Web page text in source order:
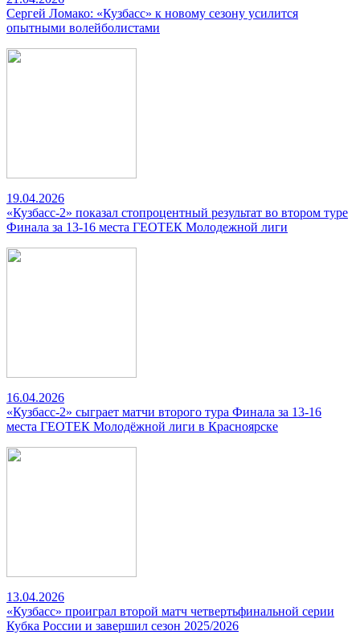
Сергей Ломако: «Кузбасс» к новому сезону усилится
опытными волейболистами
19.04.2026
«Кузбасс-2» показал стопроцентный результат во втором туре
Финала за 13-16 места ГЕОТЕК Молодежной лиги
16.04.2026
«Кузбасс-2» сыграет матчи второго тура Финала за 13-16
места ГЕОТЕК Молодёжной лиги в Красноярске
13.04.2026
«Кузбасс» проиграл второй матч четвертьфинальной серии
Кубка России и завершил сезон 2025/2026